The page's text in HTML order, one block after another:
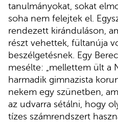
tanulmányokat, sokat
soha nem felejtek el.
rendezett kiránduláson,
részt vehettek, fültanúja
beszélgetésnek. Egy
mesélte: „mellettem ült a
harmadik gimnazista
nekem egy szünetben,
az udvarra sétálni, hogy
tízes számrendszert